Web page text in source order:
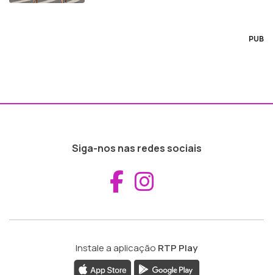
PUB
Siga-nos nas redes sociais
Aceder ao
Instale a aplicação RTP Play